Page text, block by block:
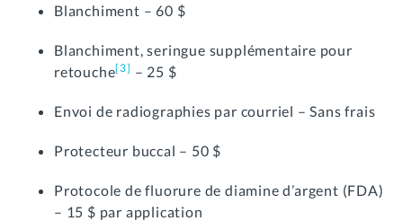
Blanchiment – 60 $
Blanchiment, seringue supplémentaire pour
retouche[3] – 25 $
Envoi de radiographies par courriel – Sans frais
Protecteur buccal – 50 $
Protocole de fluorure de diamine d’argent (FDA)
– 15 $ par application